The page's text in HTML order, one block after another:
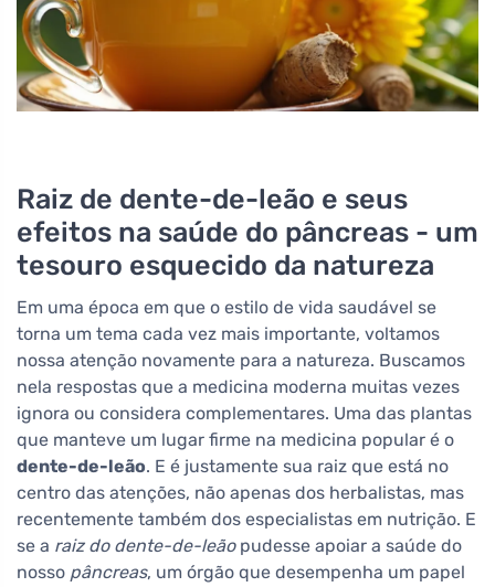
Raiz de dente-de-leão e seus
efeitos na saúde do pâncreas - um
tesouro esquecido da natureza
Em uma época em que o estilo de vida saudável se
torna um tema cada vez mais importante, voltamos
nossa atenção novamente para a natureza. Buscamos
nela respostas que a medicina moderna muitas vezes
ignora ou considera complementares. Uma das plantas
que manteve um lugar firme na medicina popular é o
dente-de-leão. E é justamente sua raiz que está no
centro das atenções, não apenas dos herbalistas, mas
recentemente também dos especialistas em nutrição. E
se a raiz do dente-de-leãopudesse apoiar a saúde do
nosso pâncreas, um órgão que desempenha um papel